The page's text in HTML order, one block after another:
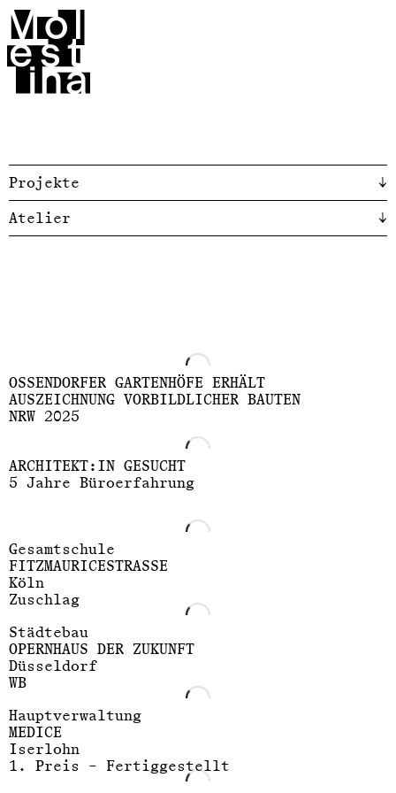
Molestina
Molestina
Projekte
↓
Atelier
↓
OSSENDORFER GARTENHÖFE ERHÄLT
AUSZEICHNUNG VORBILDLICHER BAUTEN
NRW 2025
ARCHITEKT:IN GESUCHT
5 Jahre Büroerfahrung
Gesamtschule
FITZMAURICESTRASSE
Köln
Zuschlag
Städtebau
OPERNHAUS DER ZUKUNFT
Düsseldorf
WB
Hauptverwaltung
MEDICE
Iserlohn
1. Preis – Fertiggestellt